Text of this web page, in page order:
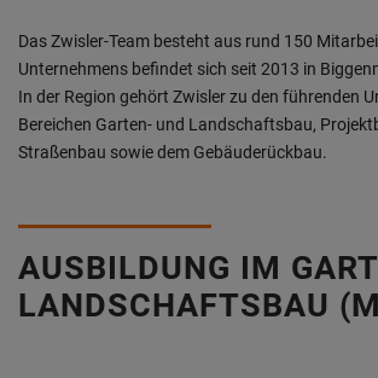
Das Zwisler-Team besteht aus rund 150
Unternehmens befindet sich seit 2013 in
In der Region gehört Zwisler zu den führenden
Bereichen Garten- und Landschaftsbau,
Straßenbau sowie dem Gebäuderückbau.
AUSBILDUNG IM
LANDSCHAFTSBAU